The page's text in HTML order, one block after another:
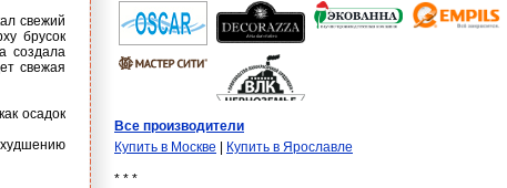
свежий
брусок
создала
свежая
осадок
Все производители
Купить в Москве
Купить в Ярославле
* * *